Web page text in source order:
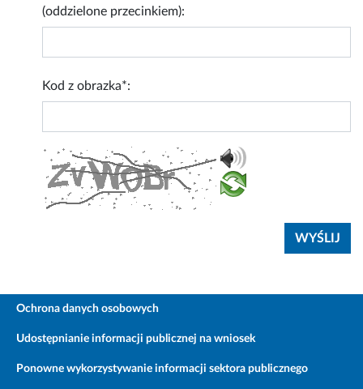
(oddzielone przecinkiem):
Kod z obrazka*:
Ochrona danych osobowych
Udostępnianie informacji publicznej na wniosek
Ponowne wykorzystywanie informacji sektora publicznego